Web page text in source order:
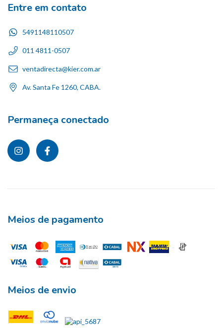
Entre em contato
5491148110507
011 4811-0507
ventadirecta@kier.com.ar
Av. Santa Fe 1260, CABA.
Permaneça conectado
Meios de pagamento
Meios de envio